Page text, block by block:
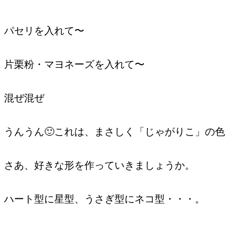
パセリを入れて〜
片栗粉・マヨネーズを入れて〜
混ぜ混ぜ
うんうん🙂これは、まさしく「じゃがりこ」の
さあ、好きな形を作っていきましょうか。
ハート型に星型、うさぎ型にネコ型・・・。